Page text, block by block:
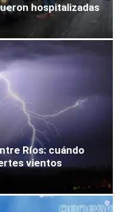
hospitalizadas
Ríos: cuándo
vientos